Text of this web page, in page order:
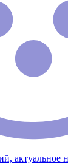
актуальное